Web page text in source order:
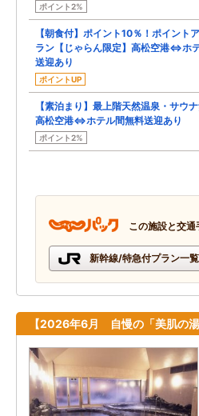
ポイント2%
【朝食付】ポイント10％！ポイント
ラン【じゃらん限定】高松空港⇔ホ
送迎あり
ポイントUP
【素泊まり】最上階天然温泉・サウナ
高松空港⇔ホテル間無料送迎あり
ポイント2%
この施設と交
新幹線/特急付プラン一
【2026年6月 自慢の「美肌の湯